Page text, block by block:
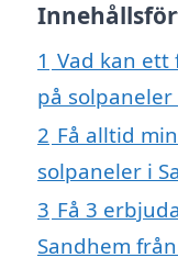
1 Vad kan ett
på
2 Få alltid
solpaneler i
3 Få 3
Sandhem